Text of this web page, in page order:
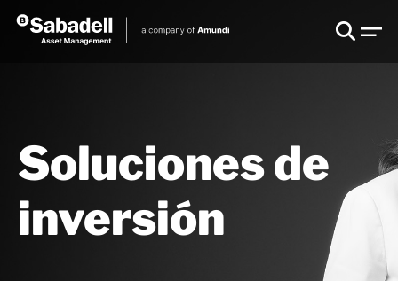
Soluciones de
inversión